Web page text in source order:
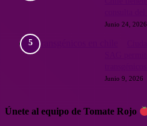
Junio 24, 2026
Junio 9, 2026
Únete al equipo de Tomate Rojo